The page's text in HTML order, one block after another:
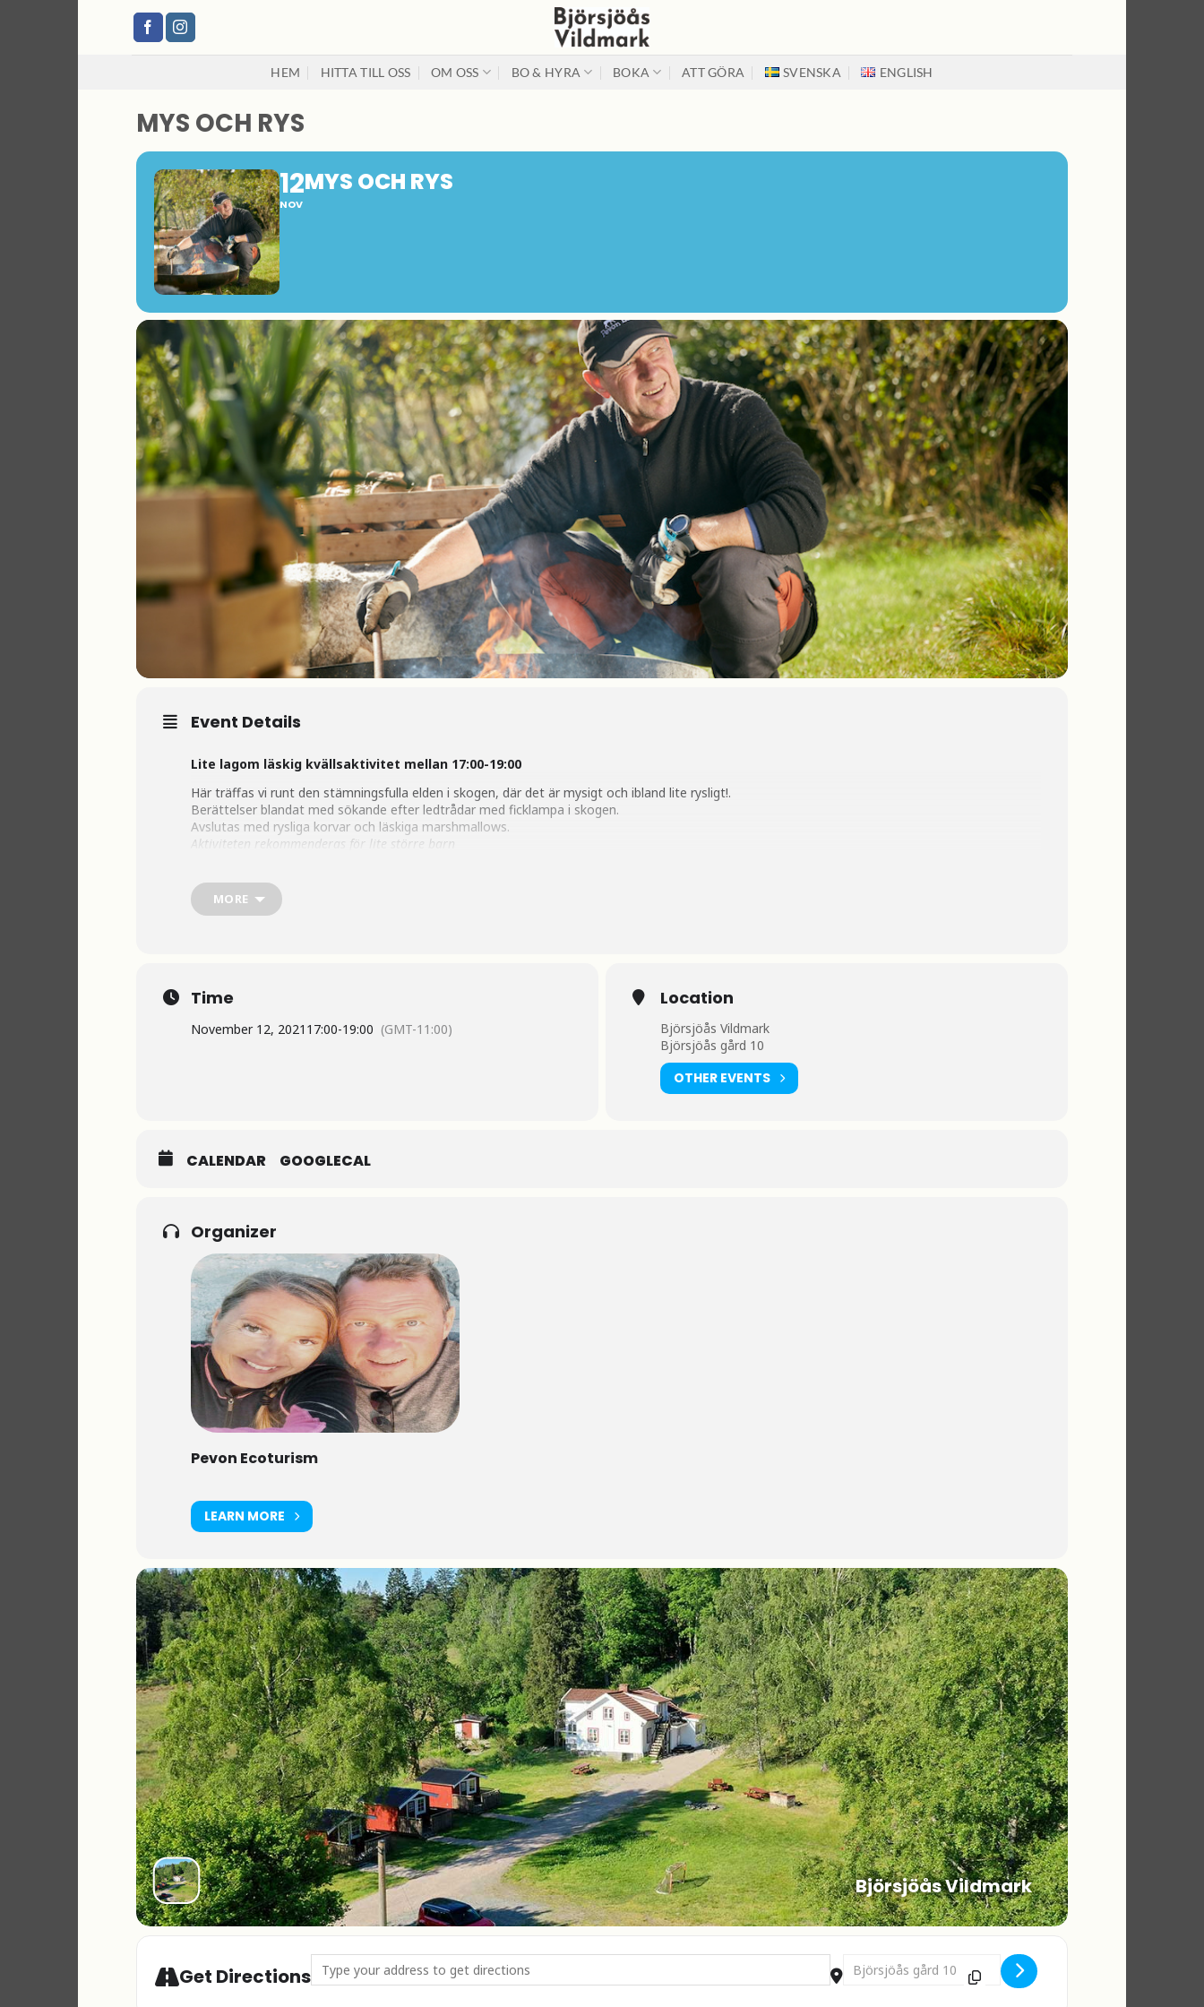
HEM HITTA TILL OSS OM OSS BO & HYRA BOKA ATT GÖRA SVENSKA ENGLISH
MYS OCH RYS
12
NOV
MYS OCH RYS
Event Details
Lite lagom läskig kvällsaktivitet mellan 17:00-19:00
Här träffas vi runt den stämningsfulla elden i skogen, där det är mysigt och ibland lite rysligt!.
Berättelser blandat med sökande efter ledtrådar med ficklampa i skogen.
Avslutas med rysliga korvar och läskiga marshmallows.
Aktiviteten rekommenderas för lite större barn
Boka din biljett här
Ficklampor
Välkomna!
Peter och Yvonne
MORE
Time
November 12, 2021 17:00-19:00 (GMT-11:00)
Location
Björsjöås Vildmark
Björsjöås gård 10
OTHER EVENTS
CALENDAR GOOGLECAL
Organizer
Pevon Ecoturism
LEARN MORE
Björsjöås Vildmark
Get Directions
Address - MYS och RYS [6ith1Gbrk] Destination Address - MYS och RYS [TxA9HUT9S]